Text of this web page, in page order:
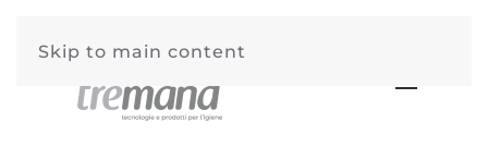
Skip to main content